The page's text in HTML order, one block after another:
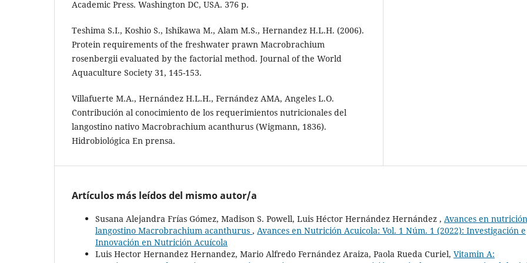
Academic Press. Washington DC, USA. 376 p.
Teshima S.I., Koshio S., Ishikawa M., Alam M.S., Hernandez H.L.H. (2006).
Protein requirements of the freshwater prawn Macrobrachium
rosenbergii evaluated by the factorial method. Journal of the World
Aquaculture Society 31, 145-153.
Villafuerte M.A., Hernández H.L.H., Fernández AMA, Angeles L.O.
Contribución al conocimiento de los requerimientos nutricionales del
langostino nativo Macrobrachium acanthurus (Wigmann, 1836).
Hidrobiológica En prensa.
Artículos más leídos del mismo autor/a
Susana Alejandra Frías Gómez, Madison S. Powell, Luis Héctor Hernández Hernández , Avances en
langostino Macrobrachium acanthurus , Avances en Nutrición Acuicola: Vol. 1 Núm. 1 (2022): Investigación e
Innovación en Nutrición Acuícola
Luis Hector Hernandez Hernandez, Mario Alfredo Fernández Araiza, Paola Rueda Curiel, Vitamin A: